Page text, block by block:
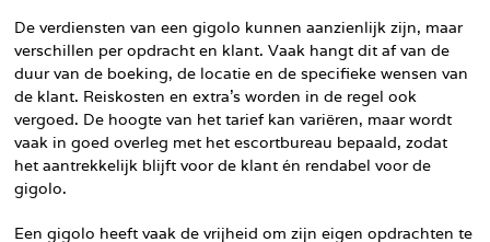
De verdiensten van een gigolo kunnen aanzienlijk zijn, maar
verschillen per opdracht en klant. Vaak hangt dit af van de
duur van de boeking, de locatie en de specifieke wensen van
de klant. Reiskosten en extra’s worden in de regel ook
vergoed. De hoogte van het tarief kan variëren, maar wordt
vaak in goed overleg met het escortbureau bepaald, zodat
het aantrekkelijk blijft voor de klant én rendabel voor de
gigolo.
Een gigolo heeft vaak de vrijheid om zijn eigen opdrachten te